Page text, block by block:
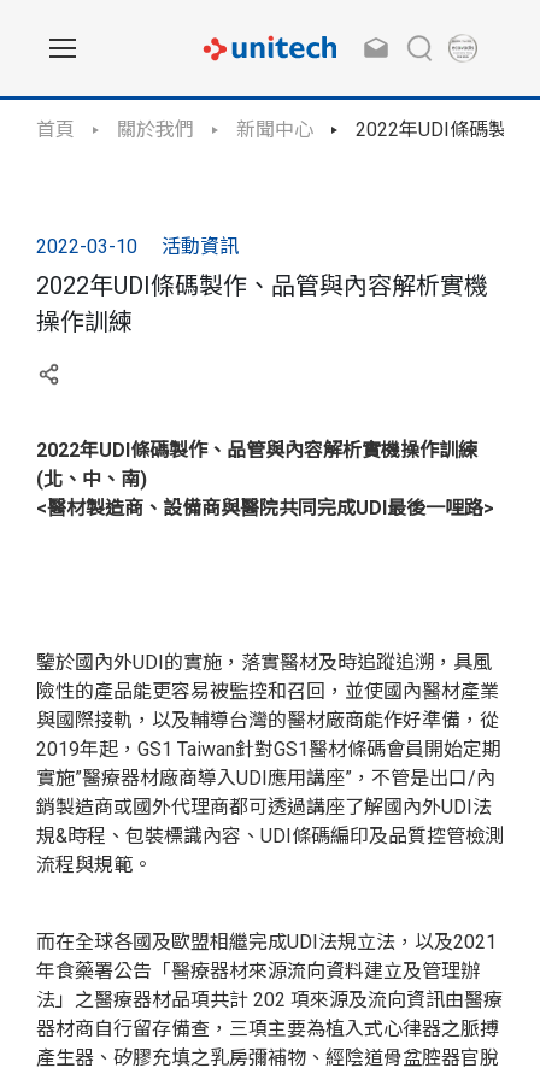
首頁 關於我們 新聞中心 2022年UDI條碼製作
2022-03-10 活動資訊
2022年UDI條碼製作、品管與內容解析實機
操作訓練
2022年UDI條碼製作、品管與內容解析實機操作訓練
(北、中、南)
<醫材製造商、設備商與醫院共同完成UDI最後一哩路>
鑒於國內外UDI的實施，落實醫材及時追蹤追溯，具風
險性的產品能更容易被監控和召回，並使國內醫材產業
與國際接軌，以及輔導台灣的醫材廠商能作好準備，從
2019年起，GS1 Taiwan針對GS1醫材條碼會員開始定期
實施”醫療器材廠商導入UDI應用講座”，不管是出口/內
銷製造商或國外代理商都可透過講座了解國內外UDI法
規&時程、包裝標識內容、UDI條碼編印及品質控管檢測
流程與規範。
而在全球各國及歐盟相繼完成UDI法規立法，以及2021
年食藥署公告「醫療器材來源流向資料建立及管理辦
法」之醫療器材品項共計 202 項來源及流向資訊由醫療
器材商自行留存備查，三項主要為植入式心律器之脈搏
產生器、矽膠充填之乳房彌補物、經陰道骨盆腔器官脫